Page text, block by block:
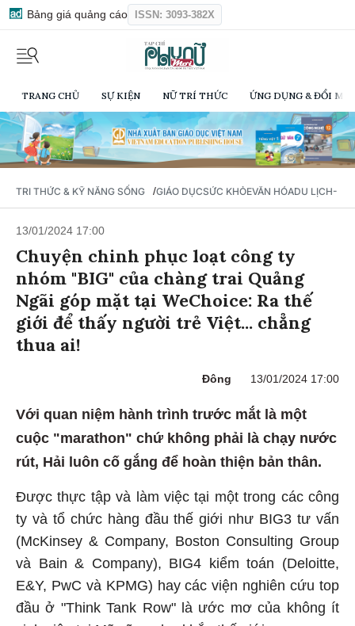
Bảng giá quảng cáo ISSN: 3093-382X
TRANG CHỦ SỰ KIỆN NỮ TRÍ THỨC ỨNG DỤNG & ĐỔI
TRI THỨC & KỸ NĂNG SỐNG /GIÁO DỤCSỨC KHỎEVĂN HÓADU LỊCH-
13/01/2024 17:00
Chuyện chinh phục loạt công ty
nhóm "BIG" của chàng trai Quảng
Ngãi góp mặt tại WeChoice: Ra thế
giới để thấy người trẻ Việt... chẳng
thua ai!
Đông 13/01/2024 17:00
Với quan niệm hành trình trước mắt là một
cuộc "marathon" chứ không phải là chạy nước
rút, Hải luôn cố gắng để hoàn thiện bản thân.
Được thực tập và làm việc tại một trong các công
ty và tổ chức hàng đầu thế giới như BIG3 tư vấn
(McKinsey & Company, Boston Consulting Group
và Bain & Company), BIG4 kiểm toán (Deloitte,
E&Y, PwC và KPMG) hay các viện nghiên cứu top
đầu ở "Think Tank Row" là ước mơ của không ít